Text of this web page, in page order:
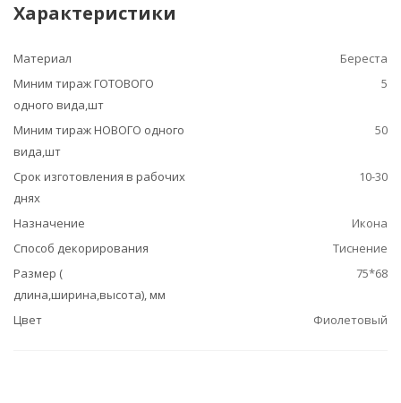
Характеристики
Материал
Береста
Миним тираж ГОТОВОГО
одного вида,шт
5
Миним тираж НОВОГО одного
вида,шт
50
Срок изготовления в рабочих
днях
10-30
Назначение
Икона
Способ декорирования
Тиснение
Размер (
длина,ширина,высота), мм
75*68
Цвет Фиолетовый